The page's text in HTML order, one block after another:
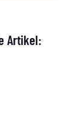
Artikel: